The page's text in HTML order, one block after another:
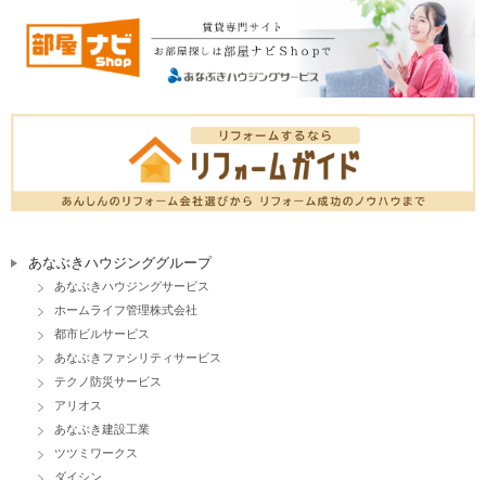
あなぶきハウジンググループ
あなぶきハウジングサービス
ホームライフ管理株式会社
都市ビルサービス
あなぶきファシリティサービス
テクノ防災サービス
アリオス
あなぶき建設工業
ツツミワークス
ダイシン